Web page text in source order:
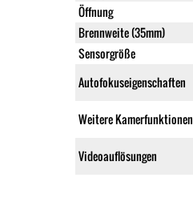
Öffnung
Brennweite (35mm)
Sensorgröße
Autofokuseigenschaften
Weitere Kamerfunktionen
Videoauflösungen